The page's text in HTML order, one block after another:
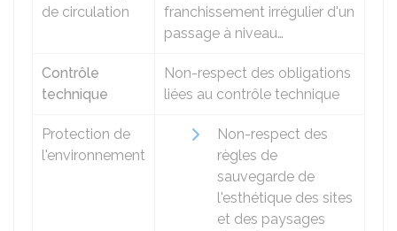
de circulation
franchissement irrégulier d'un
passage à niveau…
Contrôle
technique
Non-respect des obligations
liées au contrôle technique
Protection de
l'environnement
Non-respect des
règles de
sauvegarde de
l'esthétique des sites
et des paysages